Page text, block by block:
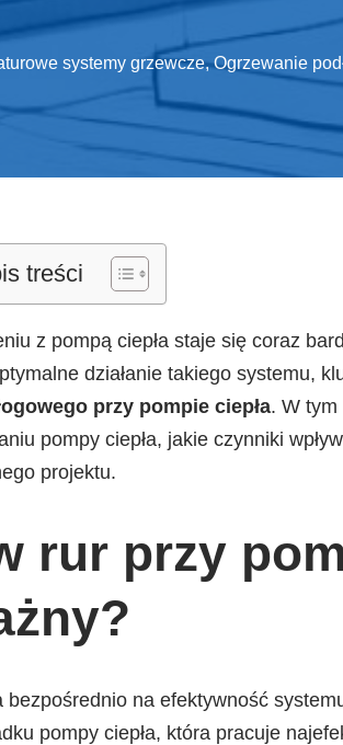
systemy grzewcze,Ogrzewanie
treści
z pompą ciepła staje się coraz
działanie takiego systemu,
przy pompie ciepła. W tym
pompy ciepła, jakie czynniki
projektu.
rur przy
bezpośrednio na efektywność
pompy ciepła, która pracuje